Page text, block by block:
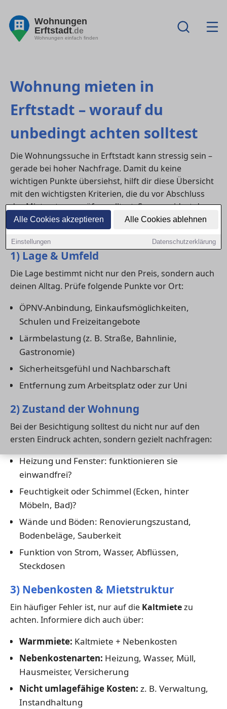
Alle Cookies akzeptieren Alle Cookies ablehnen
Einstellungen Datenschutzerklärung
Wohnungen
Erftstadt.de
Wohnungen einfach finden
Wohnung mieten in
Erftstadt – worauf du
unbedingt achten solltest
Die Wohnungssuche in Erftstadt kann stressig sein –
gerade bei hoher Nachfrage. Damit du keine
wichtigen Punkte übersiehst, hilft dir diese Übersicht
mit den wichtigsten Kriterien, die du vor Abschluss
des Mietvertrags prüfen solltest. So vermeidest du
böse Überraschungen und findest die Wohnung, die
wirklich zu dir passt.
1) Lage & Umfeld
Die Lage bestimmt nicht nur den Preis, sondern auch
deinen Alltag. Prüfe folgende Punkte vor Ort:
ÖPNV-Anbindung, Einkaufsmöglichkeiten,
Schulen und Freizeitangebote
Lärmbelastung (z. B. Straße, Bahnlinie,
Gastronomie)
Sicherheitsgefühl und Nachbarschaft
Entfernung zum Arbeitsplatz oder zur Uni
2) Zustand der Wohnung
Bei der Besichtigung solltest du nicht nur auf den
ersten Eindruck achten, sondern gezielt nachfragen:
Heizung und Fenster: funktionieren sie
einwandfrei?
Feuchtigkeit oder Schimmel (Ecken, hinter
Möbeln, Bad)?
Wände und Böden: Renovierungszustand,
Bodenbeläge, Sauberkeit
Funktion von Strom, Wasser, Abflüssen,
Steckdosen
3) Nebenkosten & Mietstruktur
Ein häufiger Fehler ist, nur auf die Kaltmietezu
achten. Informiere dich auch über:
Warmmiete: Kaltmiete + Nebenkosten
Nebenkostenarten: Heizung, Wasser, Müll,
Hausmeister, Versicherung
Nicht umlagefähige Kosten: z. B. Verwaltung,
Instandhaltung